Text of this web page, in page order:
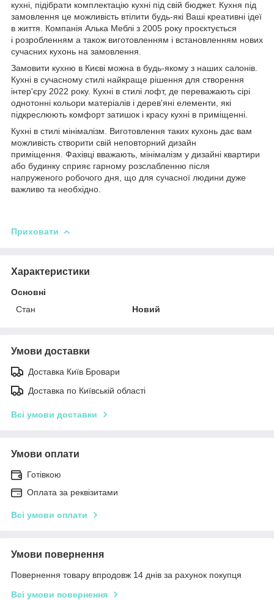
кухні, підібрати комплектацію кухні під свій бюджет. Кухня під
замовлення це можливість втілити будь-які Ваші креативні ідеї
в життя. Компанія Алька Меблі з 2005 року проєктується
і розробленням а також виготовленням і встановленням нових
сучасних кухонь на замовлення.
Замовити кухню в Києві можна в будь-якому з наших салонів.
Кухні в сучасному стилі найкраще рішення для створення
інтер'єру 2022 року. Кухні в стилі лофт, де переважають сірі
однотонні кольори матеріалів і дерев'яні елементи, які
підкреслюють комфорт затишок і красу кухні в приміщенні.
Кухні в стилі мінімалізм. Виготовлення таких кухонь дає вам
можливість створити свій неповторний дизайн
приміщення. Фахівці вважають, мінімалізм у дизайні квартири
або будинку сприяє гарному розслабленню після
напруженого робочого дня, що для сучасної людини дуже
важливо та необхідно.
Приховати
Характеристики
Основні
Стан
Новий
Умови доставки
Доставка Київ Бровари
Доставка по Київській області
Всі умови доставки
Умови оплати
Готівкою
Оплата за реквізитами
Всі умови оплати
Умови повернення
Повернення товару впродовж 14 днів за рахунок покупця
Всі умови повернення